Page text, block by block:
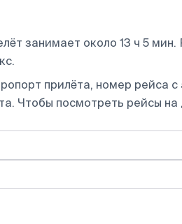
занимает около 13 ч 5 мин.
прилёта, номер рейса
Чтобы посмотреть рейсы на